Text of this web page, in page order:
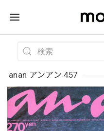
anan アンアン 457